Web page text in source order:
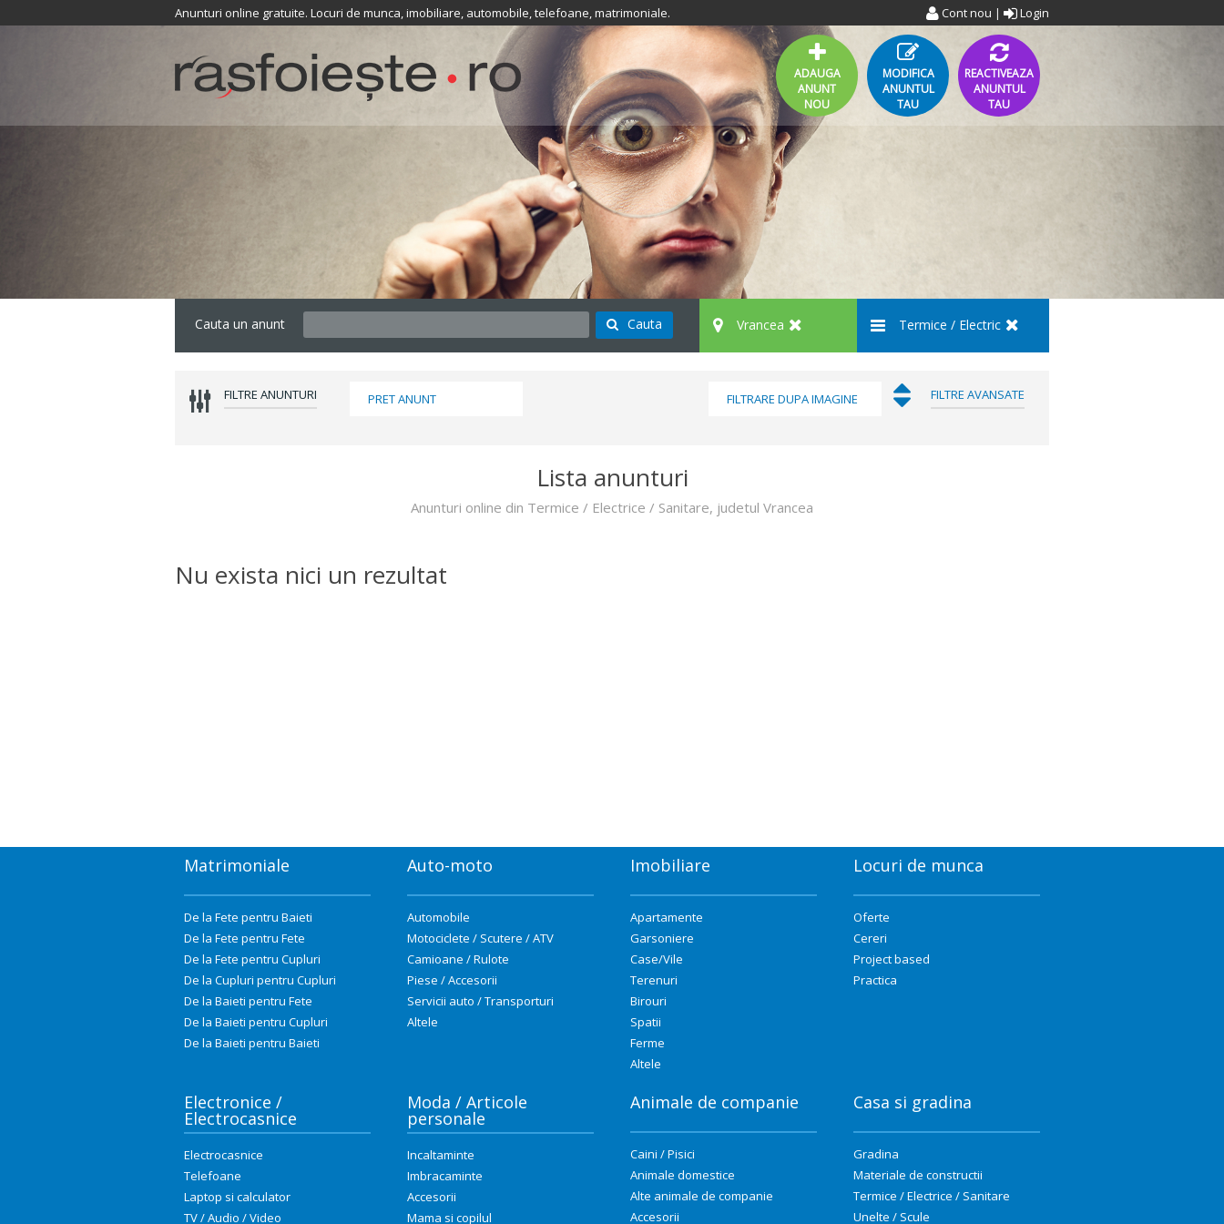
Anunturi online gratuite. Locuri de munca, imobiliare, automobile, telefoane, matrimoniale. Cont nou | Login
ADAUGA
ANUNT
NOU
MODIFICA
ANUNTUL
TAU
REACTIVEAZA
ANUNTUL
TAU
Cauta un anunt Cauta Vrancea Termice / Electric
FILTRE ANUNTURI PRET ANUNT FILTRARE DUPA IMAGINE FILTRE AVANSATE
Lista anunturi
Anunturi online din Termice / Electrice / Sanitare, judetul Vrancea
Nu exista nici un rezultat
Matrimoniale
De la Fete pentru Baieti
De la Fete pentru Fete
De la Fete pentru Cupluri
De la Cupluri pentru Cupluri
De la Baieti pentru Fete
De la Baieti pentru Cupluri
De la Baieti pentru Baieti
Auto-moto
Automobile
Motociclete / Scutere / ATV
Camioane / Rulote
Piese / Accesorii
Servicii auto / Transporturi
Altele
Imobiliare
Apartamente
Garsoniere
Case/Vile
Terenuri
Birouri
Spatii
Ferme
Altele
Locuri de munca
Oferte
Cereri
Project based
Practica
Electronice /
Electrocasnice
Electrocasnice
Telefoane
Laptop si calculator
TV / Audio / Video
Moda / Articole
personale
Incaltaminte
Imbracaminte
Accesorii
Mama si copilul
Animale de companie
Caini / Pisici
Animale domestice
Alte animale de companie
Accesorii
Casa si gradina
Gradina
Materiale de constructii
Termice / Electrice / Sanitare
Unelte / Scule